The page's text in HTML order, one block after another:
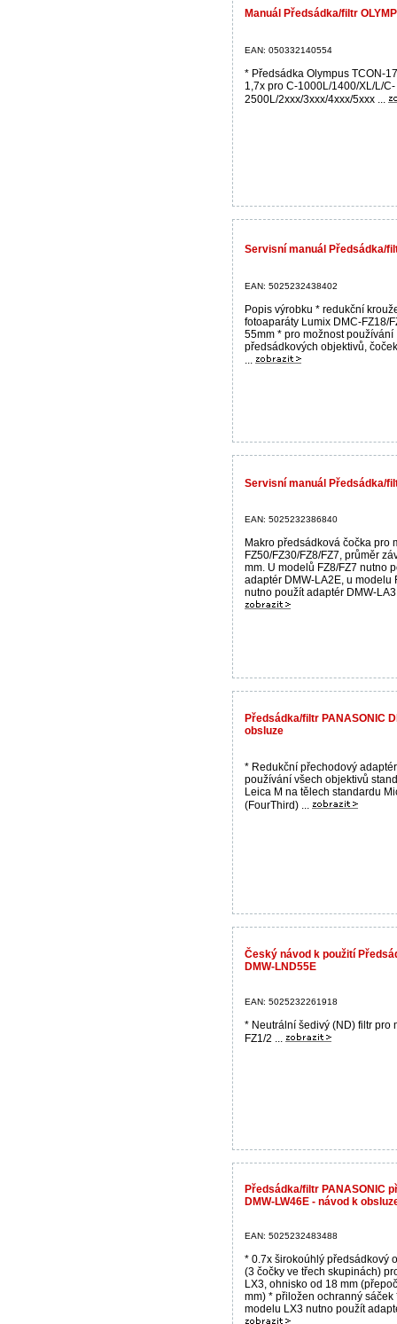
Manuál Předsádka/filtr
EAN: 050332140554
* Předsádka Olympus TCON-
1,7x pro C-1000L/1400/XL/L/C-
2500L/2xxx/3xxx/4xxx/5xxx ...
Servisní manuál Předsádka/
EAN: 5025232438402
Popis výrobku * redukční
fotoaparáty Lumix DMC-FZ18/
55mm * pro možnost používání
předsádkových objektivů,
...
Servisní manuál Předsádka/
EAN: 5025232386840
Makro předsádková čočka pro
FZ50/FZ30/FZ8/FZ7, průměr
mm. U modelů FZ8/FZ7 nutno
adaptér DMW-LA2E, u modelu
nutno použít adaptér DMW-
Předsádka/filtr PANASONIC
obsluze
* Redukční přechodový
používání všech objektivů
Leica M na tělech standardu
(FourThird) ...
Český návod k použití
DMW-LND55E
EAN: 5025232261918
* Neutrální šedivý (ND) filtr pro
FZ1/2 ...
Předsádka/filtr PANASONIC
DMW-LW46E - návod k
EAN: 5025232483488
* 0.7x širokoúhlý předsádkový
(3 čočky ve třech skupinách)
LX3, ohnisko od 18 mm
mm) * přiložen ochranný sáček
modelu LX3 nutno použít